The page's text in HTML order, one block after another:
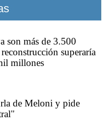
son más de 3.500
superaría
millones
de Meloni y pide